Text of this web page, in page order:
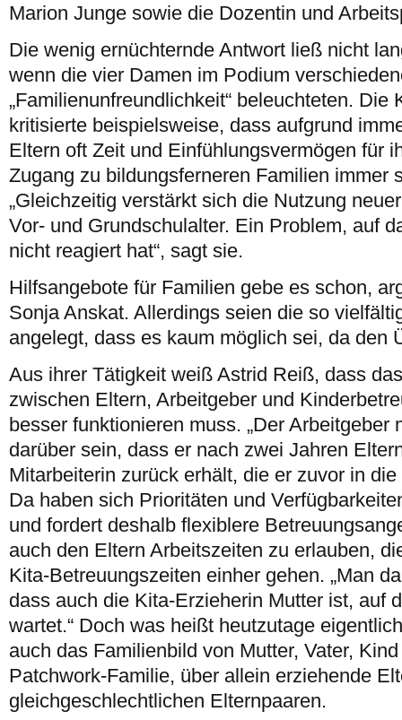
Marion Junge sowie die Dozentin und
Die wenig ernüchternde Antwort ließ nicht
wenn die vier Damen im Podium
„Familienunfreundlichkeit“ beleuchteten. Die
kritisierte beispielsweise, dass aufgrund
Eltern oft Zeit und Einfühlungsvermögen für
Zugang zu bildungsferneren Familien immer
„Gleichzeitig verstärkt sich die Nutzung
Vor- und Grundschulalter. Ein Problem, auf
nicht reagiert hat“, sagt sie.
Hilfsangebote für Familien gebe es schon,
Sonja Anskat. Allerdings seien die so
angelegt, dass es kaum möglich sei, da den
Aus ihrer Tätigkeit weiß Astrid Reiß, dass
zwischen Eltern, Arbeitgeber und
besser funktionieren muss. „Der Arbeitgeber
darüber sein, dass er nach zwei Jahren
Mitarbeiterin zurück erhält, die er zuvor in
Da haben sich Prioritäten und
und fordert deshalb flexiblere
auch den Eltern Arbeitszeiten zu erlauben,
Kita-Betreuungszeiten einher gehen. „Man
dass auch die Kita-Erzieherin Mutter ist, auf
wartet.“ Doch was heißt heutzutage
auch das Familienbild von Mutter, Vater,
Patchwork-Familie, über allein erziehende
gleichgeschlechtlichen Elternpaaren.